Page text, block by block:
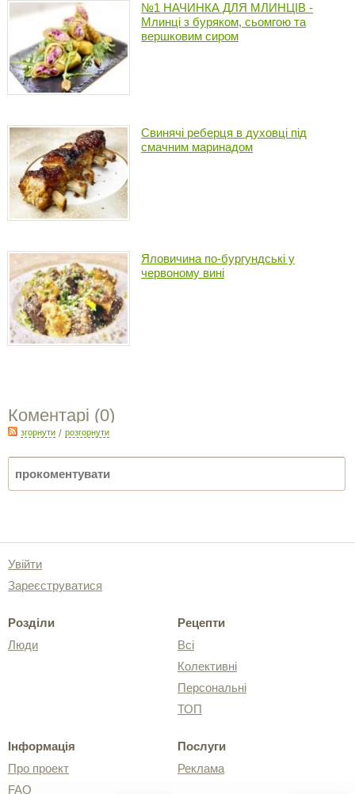
№1 НАЧИНКА ДЛЯ МЛИНЦІВ -
Млинці з буряком, сьомгою та
вершковим сиром
Свинячі реберця в духовці під
смачним маринадом
Яловичина по-бургундські у
червоному вині
Коментарі (0)
згорнути / розгорнути
Увійти
Зареєструватися
Розділи
Люди
Рецепти
Всі
Колективні
Персональні
ТОП
Інформація
Про проект
FAQ
Послуги
Реклама